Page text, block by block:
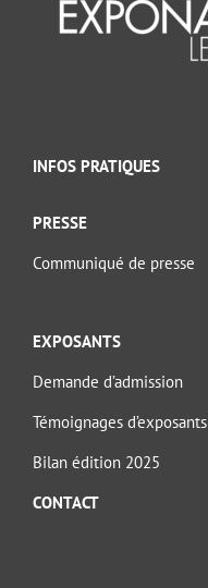
INFOS PRATIQUES
PRESSE
Communiqué de presse
EXPOSANTS
Demande d’admission
Témoignages d’exposants
Bilan édition 2025
CONTACT